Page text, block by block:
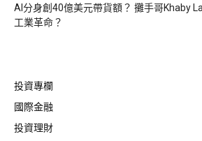
AI分身創40億美元帶貨額？ 攤手哥Khaby
工業革命？
投資專欄
國際金融
投資理財